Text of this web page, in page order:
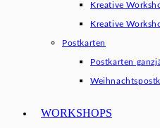
Kreative
Kreative
Postkarten
Postkarten
WORKSHOPS